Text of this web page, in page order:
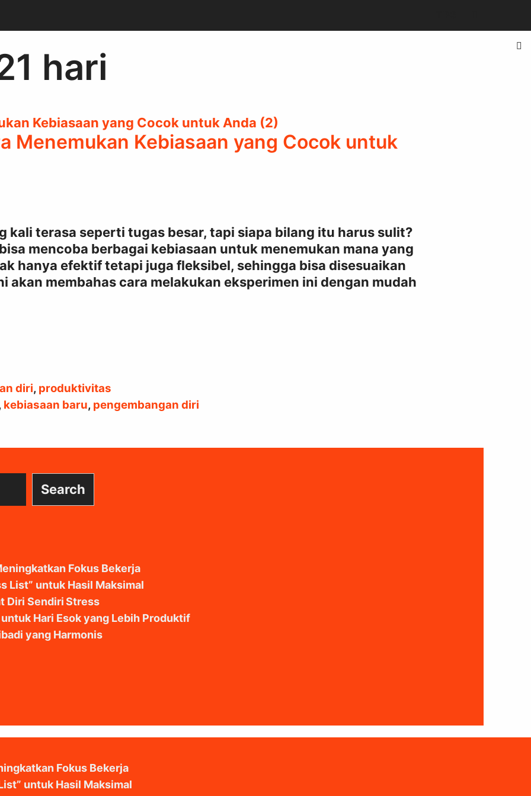
hari
Menemukan Kebiasaan yang Cocok untuk
kali terasa seperti tugas besar, tapi siapa bilang itu harus sulit?
mencoba berbagai kebiasaan untuk menemukan mana yang
hanya efektif tetapi juga fleksibel, sehingga bisa disesuaikan
akan membahas cara melakukan eksperimen ini dengan mudah
diri, produktivitas
kebiasaan baru, pengembangan diri
Search
Fokus Bekerja
List” untuk Hasil Maksimal
Diri Sendiri Stress
Hari Esok yang Lebih Produktif
yang Harmonis
Fokus Bekerja
untuk Hasil Maksimal